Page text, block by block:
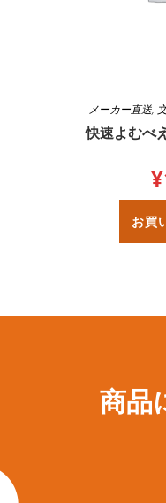
メーカー直送,
快速よむべ
¥
お買
商品